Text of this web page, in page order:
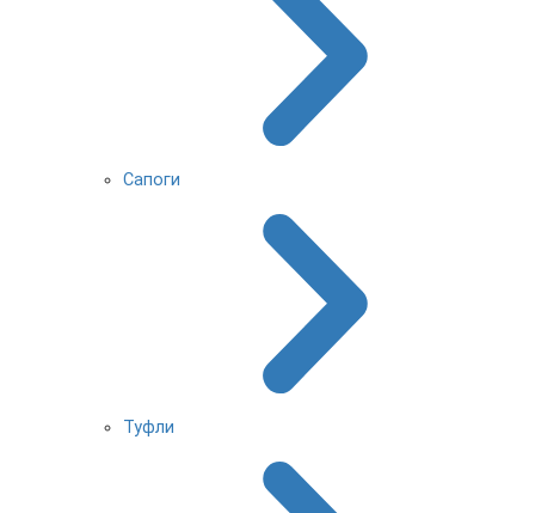
Сапоги
Туфли